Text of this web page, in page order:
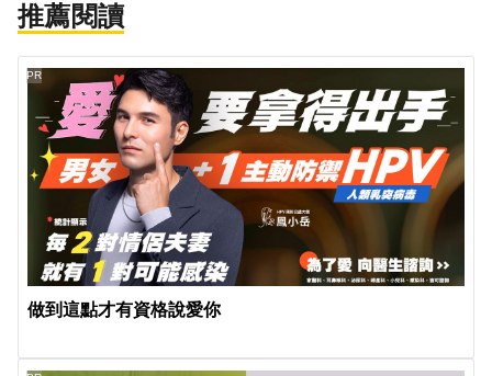
推薦閱讀
做到這點才有資格說愛你
PR